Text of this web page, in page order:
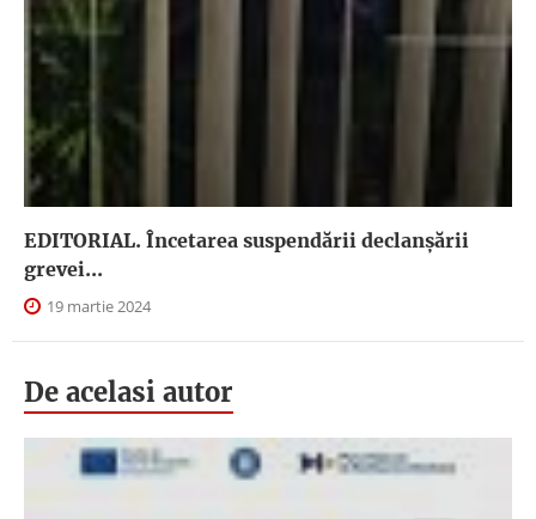
EDITORIAL. Încetarea suspendării declanşării
grevei...
19 martie 2024
De acelasi autor